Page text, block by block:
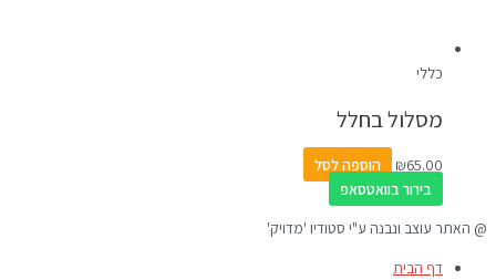
כללי
מסלול בחלל
₪65.00
הוספה לסל
בירור בוואטסאפ
@ האתר עוצב ונבנה ע"י סטודיו 'מדויק'
דף הבית